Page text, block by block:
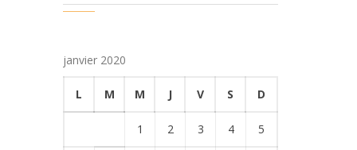
janvier 2020
L M M J V S D
1 2 3 4 5